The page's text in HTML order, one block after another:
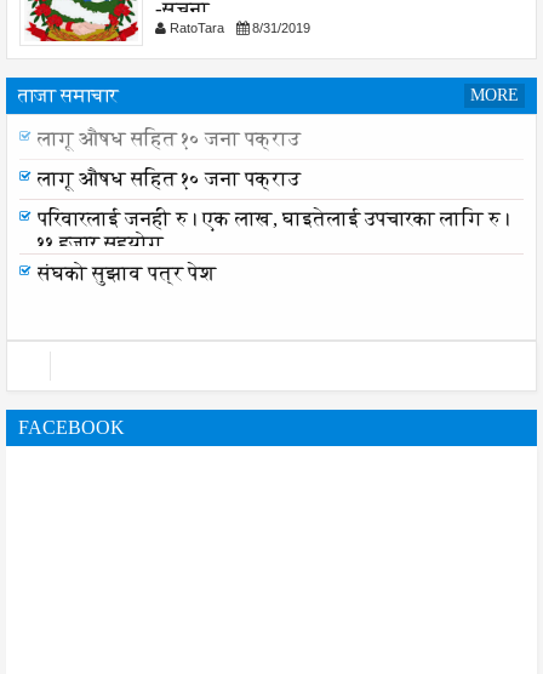
-सुचना
RatoTara 8/31/2019
ताजा समाचार MORE
लागू औषध सहित १० जना पक्राउ
लागू औषध सहित १० जना पक्राउ
परिवारलाई जनही रु। एक लाख, घाइतेलाई उपचारका लागि रु।
११ हजार सहयोग
संघको सुझाव पत्र पेश
FACEBOOK